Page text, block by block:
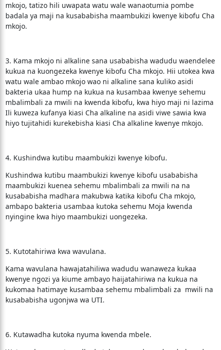
mkojo, tatizo hili uwapata watu wale wanaotumia pombe
badala ya maji na kusababisha maambukizi kwenye kibofu Cha
mkojo.
3. Kama mkojo ni alkaline sana usababisha wadudu waendelee
kukua na kuongezeka kwenye kibofu Cha mkojo. Hii utokea kwa
watu wale ambao mkojo wao ni alkaline sana kuliko asidi
bakteria ukaa hump na kukua na kusambaa kwenye sehemu
mbalimbali za mwili na kwenda kibofu, kwa hiyo maji ni lazima
Ili kuweza kufanya kiasi Cha alkaline na asidi viwe sawia kwa
hiyo tujitahidi kurekebisha kiasi Cha alkaline kwenye mkojo.
4. Kushindwa kutibu maambukizi kwenye kibofu.
Kushindwa kutibu maambukizi kwenye kibofu usababisha
maambukizi kuenea sehemu mbalimbali za mwili na na
kusababisha madhara makubwa katika kibofu Cha mkojo,
ambapo bakteria usambaa kutoka sehemu Moja kwenda
nyingine kwa hiyo maambukizi uongezeka.
5. Kutotahiriwa kwa wavulana.
Kama wavulana hawajatahiliwa wadudu wanaweza kukaa
kwenye ngozi ya kiume ambayo haijatahiriwa na kukua na
kukomaa hatimaye kusambaa sehemu mbalimbali za mwili na
kusababisha ugonjwa wa UTI.
6. Kutawadha kutoka nyuma kwenda mbele.